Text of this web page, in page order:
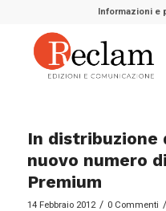
Informazioni e
In distribuzione
nuovo numero
Premium
14 Febbraio 2012 / 0 Commenti /